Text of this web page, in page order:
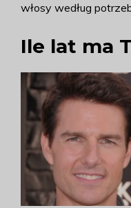
włosy według
Ile lat ma